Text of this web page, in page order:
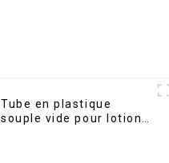
Tube en plastique
souple vide pour lotion